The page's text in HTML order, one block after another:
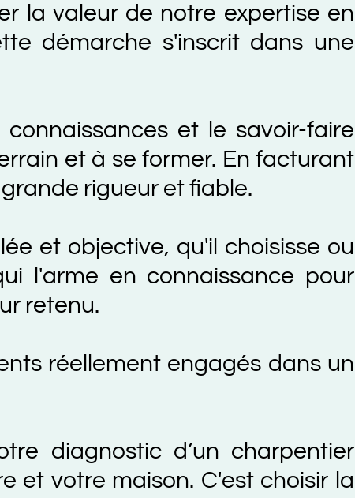
de notre expertise en
s'inscrit dans une
et le savoir-faire
et à se former. En facturant
rigueur et fiable.
qu'il choisisse ou
en connaissance pour
engagés dans un
d’un charpentier
maison. C'est choisir la